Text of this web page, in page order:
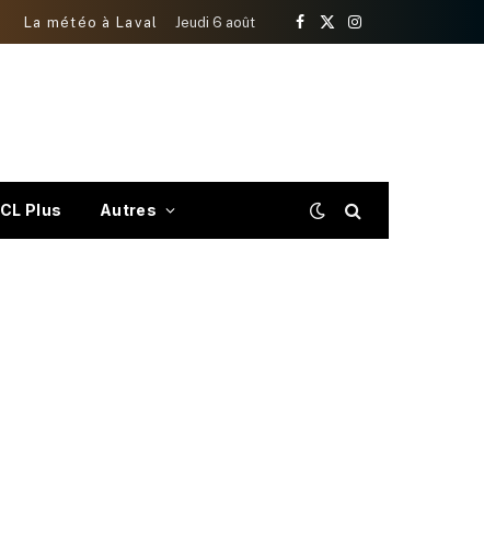
La météo à Laval Jeudi 6 août
Facebook
X
Instagram
CL Plus Autres